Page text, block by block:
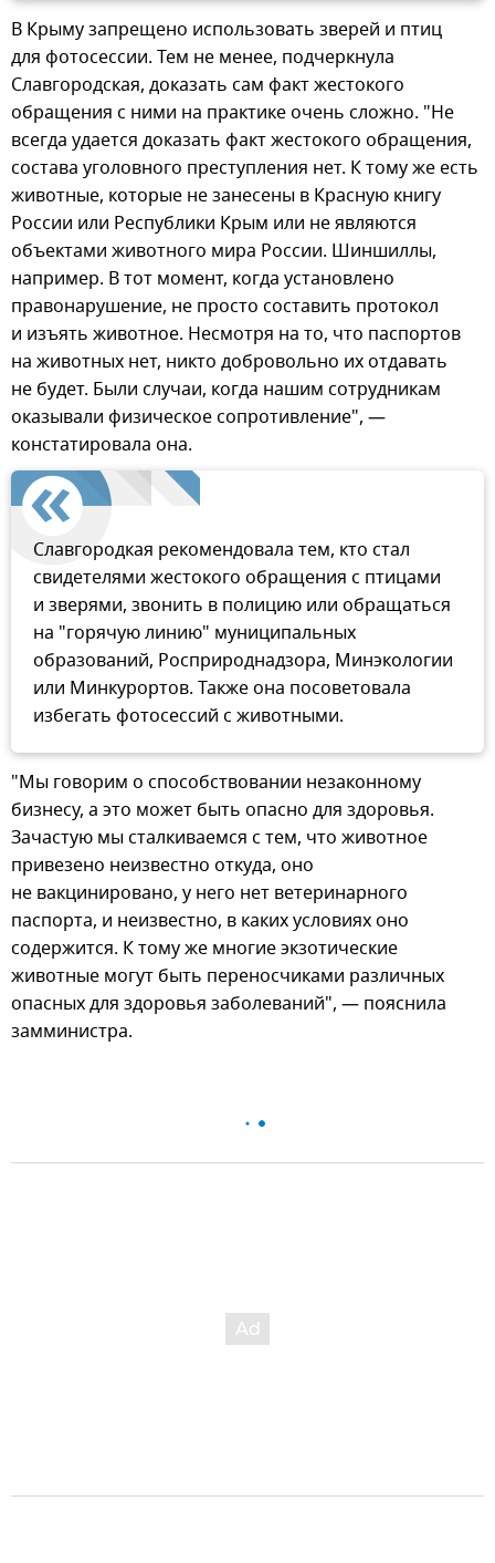
В Крыму запрещено использовать зверей и птиц
для фотосессии. Тем не менее, подчеркнула
Славгородская, доказать сам факт жестокого
обращения с ними на практике очень сложно. "Не
всегда удается доказать факт жестокого обращения,
состава уголовного преступления нет. К тому же есть
животные, которые не занесены в Красную книгу
России или Республики Крым или не являются
объектами животного мира России. Шиншиллы,
например. В тот момент, когда установлено
правонарушение, не просто составить протокол
и изъять животное. Несмотря на то, что паспортов
на животных нет, никто добровольно их отдавать
не будет. Были случаи, когда нашим сотрудникам
оказывали физическое сопротивление", —
констатировала она.
Славгородкая рекомендовала тем, кто стал
свидетелями жестокого обращения с птицами
и зверями, звонить в полицию или обращаться
на "горячую линию" муниципальных
образований, Росприроднадзора, Минэкологии
или Минкурортов. Также она посоветовала
избегать фотосессий с животными.
"Мы говорим о способствовании незаконному
бизнесу, а это может быть опасно для здоровья.
Зачастую мы сталкиваемся с тем, что животное
привезено неизвестно откуда, оно
не вакцинировано, у него нет ветеринарного
паспорта, и неизвестно, в каких условиях оно
содержится. К тому же многие экзотические
животные могут быть переносчиками различных
опасных для здоровья заболеваний", — пояснила
замминистра.